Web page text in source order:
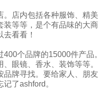
。店内包括各种服饰、精美
装等等，是个有品味的大商
看看！
个品牌的15000件产品。
眼镜、香水、装饰等等。
品牌寻找。要给家人、朋友
了ashford。